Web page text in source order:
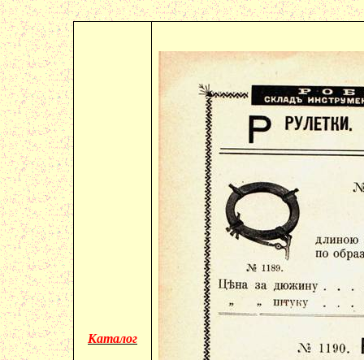
Каталог